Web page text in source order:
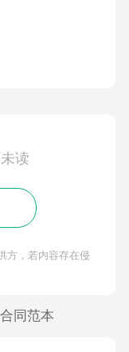
读
方，若内容存在侵
合同范本